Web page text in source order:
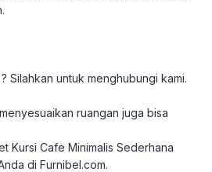
Silahkan untuk menghubungi kami.
ruangan juga bisa
Kursi Cafe Minimalis Sederhana
di Furnibel.com.